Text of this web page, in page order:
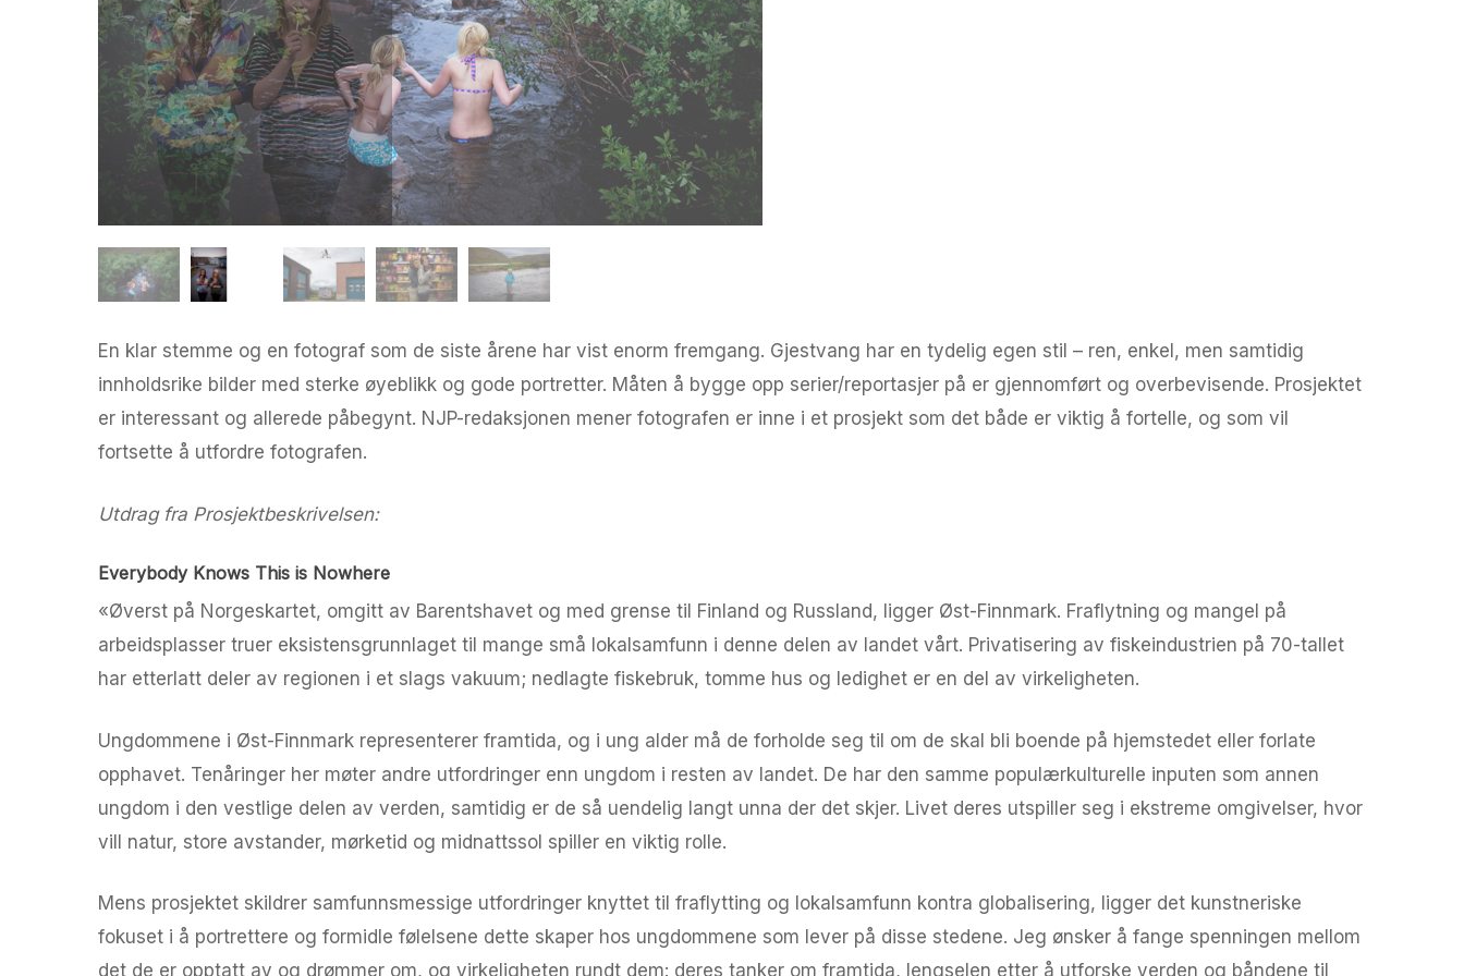
En klar stemme og en fotograf som de siste årene har vist enorm fremgang. Gjestvang har en tydelig egen stil – ren, enkel, men samtidig
innholdsrike bilder med sterke øyeblikk og gode portretter. Måten å bygge opp serier/reportasjer på er gjennomført og overbevisende. Prosjektet
er interessant og allerede påbegynt. NJP-redaksjonen mener fotografen er inne i et prosjekt som det både er viktig å fortelle, og som vil
fortsette å utfordre fotografen.
Utdrag fra Prosjektbeskrivelsen:
Everybody Knows This is Nowhere
«Øverst på Norgeskartet, omgitt av Barentshavet og med grense til Finland og Russland, ligger Øst-Finnmark. Fraflytning og mangel på
arbeidsplasser truer eksistensgrunnlaget til mange små lokalsamfunn i denne delen av landet vårt. Privatisering av fiskeindustrien på 70-tallet
har etterlatt deler av regionen i et slags vakuum; nedlagte fiskebruk, tomme hus og ledighet er en del av virkeligheten.
Ungdommene i Øst-Finnmark representerer framtida, og i ung alder må de forholde seg til om de skal bli boende på hjemstedet eller forlate
opphavet. Tenåringer her møter andre utfordringer enn ungdom i resten av landet. De har den samme populærkulturelle inputen som annen
ungdom i den vestlige delen av verden, samtidig er de så uendelig langt unna der det skjer. Livet deres utspiller seg i ekstreme omgivelser, hvor
vill natur, store avstander, mørketid og midnattssol spiller en viktig rolle.
Mens prosjektet skildrer samfunnsmessige utfordringer knyttet til fraflytting og lokalsamfunn kontra globalisering, ligger det kunstneriske
fokuset i å portrettere og formidle følelsene dette skaper hos ungdommene som lever på disse stedene. Jeg ønsker å fange spenningen mellom
det de er opptatt av og drømmer om, og virkeligheten rundt dem: deres tanker om framtida, lengselen etter å utforske verden og båndene til